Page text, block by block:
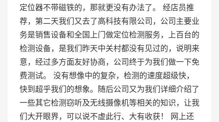
定位器不带磁铁的，那就更没有办法了。 经店员推
荐，第二天我们又去了高科技有限公司，公司主要业
务是销售设备和全国上门做定位检测服务，上百台的
检测设备，是我们昨天中关村都没有见过的，说明来
意，经过多方面友好协商，公司终于为我们做一下免
费测试。 没有想像中的复杂，检测的速度超级快，
快到超乎我们的想象。随后公司又为我们详细介绍了
一些其它检测窃听及无线摄像机等相关的知识，让我
们大开眼界，可以说不虚此行、大有收获！ 网上还